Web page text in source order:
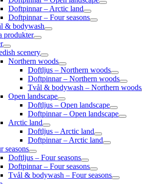
Doftpinnar – Arctic land
Doftpinnar – Four seasons
& bodywash
produkter
scenery
Northern woods
Doftljus – Northern woods
Doftpinnar – Northern woods
Tvål & bodywash – Northern woods
Open landscape
Doftljus – Open landscape
Doftpinnar – Open landscape
Arctic land
Doftljus – Arctic land
Doftpinnar – Arctic land
seasons
Doftljus – Four seasons
Doftpinnar – Four seasons
Tvål & bodywash – Four seasons